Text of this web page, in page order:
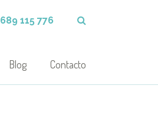
689 115 776
Blog Contacto